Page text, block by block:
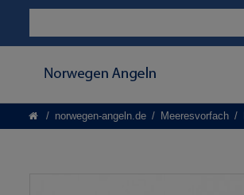
norwegen-angeln.de Meeresvorfach